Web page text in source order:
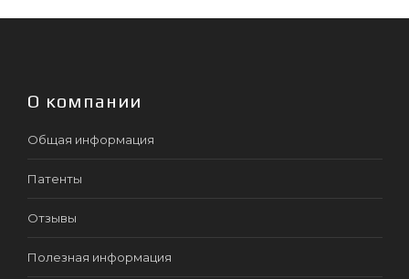
О компании
Общая информация
Патенты
Отзывы
Полезная информация